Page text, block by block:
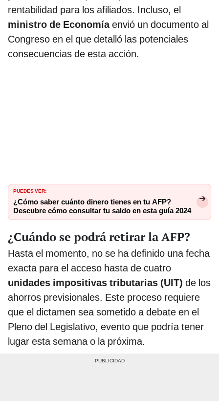
rentabilidad para los afiliados. Incluso, el
ministro de Economíaenvió un documento al
Congreso en el que detalló las potenciales
consecuencias de esta acción.
PUEDES VER:
¿Cómo saber cuánto dinero tienes en tu AFP?
Descubre cómo consultar tu saldo en esta guía 2024
¿Cuándo se podrá retirar la AFP?
Hasta el momento, no se ha definido una fecha
exacta para el acceso hasta de cuatro
unidades impositivas tributarias (UIT) de los
ahorros previsionales. Este proceso requiere
que el dictamen sea sometido a debate en el
Pleno del Legislativo, evento que podría tener
lugar esta semana o la próxima.